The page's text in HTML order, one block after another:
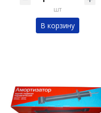
шт
В корзину